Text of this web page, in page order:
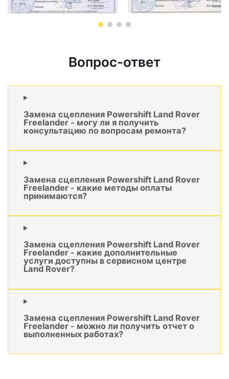
Вопрос-ответ
Замена сцепления Powershift Land Rover
Freelander - могу ли я получить
консультацию по вопросам ремонта?
Замена сцепления Powershift Land Rover
Freelander - какие методы оплаты
принимаются?
Замена сцепления Powershift Land Rover
Freelander - какие дополнительные
услуги доступны в сервисном центре
Land Rover?
Замена сцепления Powershift Land Rover
Freelander - можно ли получить отчет о
выполненных работах?